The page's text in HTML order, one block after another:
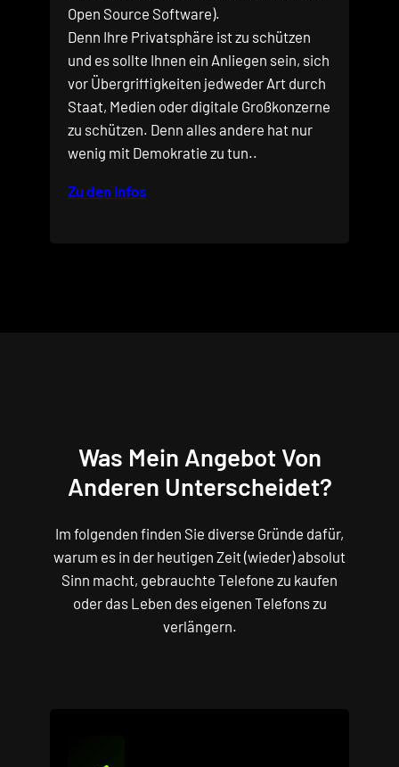
Open Source Software).
Denn Ihre Privatsphäre ist zu schützen
und es sollte Ihnen ein Anliegen sein, sich
vor Übergriffigkeiten jedweder Art durch
Staat, Medien oder digitale Großkonzerne
zu schützen. Denn alles andere hat nur
wenig mit Demokratie zu tun..
Zu den Infos
Was Mein Angebot Von
Anderen Unterscheidet?
Im folgenden finden Sie diverse Gründe dafür,
warum es in der heutigen Zeit (wieder) absolut
Sinn macht, gebrauchte Telefone zu kaufen
oder das Leben des eigenen Telefons zu
verlängern.